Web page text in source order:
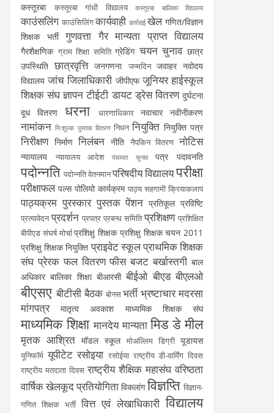
कस्तूरबा
कस्तूरबा गांधी विद्यालय कस्तूरबा बालिका विद्यालय
काउंसलिंग काउंसिलिंग कार्यवाही कार्रवाई खेल गणित/विज्ञान
शिक्षक भर्ती
गुणवत्ता गैर मान्यता प्राप्त विद्यालय
गैरशैक्षणिक ग्राम शिक्षा समिति ग्रेडिंग चयन चुनाव छात्र
उपस्थिति छात्रवृत्ति जनगणना जन्मदिन जवाहर नवोदय
विद्यालय जांच जिलाधिकारी जीपीएफ जूनियर हाईस्कूल
शिक्षक संघ ज्ञापन टीईटी डायट ड्रेस वितरण दुर्घटना
दूध वितरण
धरना धारणाधिकार नवाचार नवीनीकरण
नामांकन निःशुल्क पुस्तक वितरण निधन नियुक्ति नियुक्ति पत्र
निरीक्षण निर्माण निलंबन नीति नैपकिन वितरण नोटिस
न्यायालय न्यायालय आदेश पंचायत चुनाव पत्र पदावनति
पदोन्नति पदोन्नति वेतनमानपरिषदीय विद्यालयपरीक्षा
परीक्षाफल पल्स पोलियो कार्यक्रम पाठ्य सहगामी क्रियाकलाप
पाठ्यक्रम पुरस्कार पुस्तक पेंशन प्रतिकूल प्रविष्टि
प्रत्यावेदन प्रदर्शन प्रपत्र प्रबन्ध समिति प्रशिक्षण प्रशिक्षित
बीपीएड संघर्ष मोर्चा प्रशिक्षु शिक्षक प्रशिक्षु शिक्षक चयन 2011
प्रशिक्षु शिक्षक नियुक्ति प्राइवेट स्कूलप्राथमिक शिक्षक
संघ प्रेरक फल वितरण फीस बजट बर्खास्तगी बाल
अधिकार बालिका शिक्षा बीआरसी बीईओ बीएड बीएलओ
बीएसए बीटीसी बैठक बोनस भर्ती भ्रष्टाचार मदरसा
मांगपत्र
मातृत्व अवकाश माध्यमिक शिक्षक संघ
माध्यमिक शिक्षा मानदेय मान्यता मिड डे मील
मृतक आश्रित मॉडल स्कूल मोअल्लिम डिग्री यूडायस
यूनिफॉर्म यूपीटेट रसोइया रसोईया राष्ट्रीय डी-वार्मिंग दिवस
राष्ट्रीय मतदाता दिवस राष्ट्रीय शैक्षिक महासंघ वरिष्ठता
वार्षिक खेलकूद प्रतियोगिता विकलांग विज्ञप्ति विज्ञान-
गणित शिक्षक भर्ती वित्त एवं लेखाधिकारी विद्यालय